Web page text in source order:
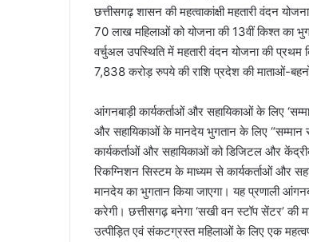
छत्तीसगढ़ शासन की महत्वाकांक्षी महतारी वंदन
70 लाख महिलाओं को योजना की 13वीं किश्त का
वर्चुअल उपस्थिति में महतारी वंदन योजना की
7,838 करोड़ रुपये की राशि प्रदेश की माताओं-
आंगनबाड़ी कार्यकर्ताओं और सहायिकाओं के लिए
और सहायिकाओं के मानदेय भुगतान के लिए “सम्मान
कार्यकर्ताओं और सहायिकाओं को डिजिटल और
रिकग्निशन सिस्टम के माध्यम से कार्यकर्ताओं और
मानदेय का भुगतान किया जाएगा। यह प्रणाली
करेगी। छत्तीसगढ़ बनेगा ‘सखी वन स्टॉप सेंटर’ की
उत्पीड़ित एवं संकटग्रस्त महिलाओं के लिए एक